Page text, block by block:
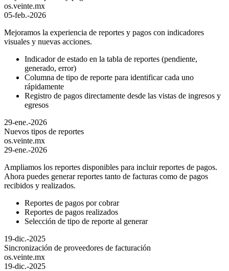
os.veinte.mx
05-feb.-2026
Mejoramos la experiencia de reportes y pagos con indicadores
visuales y nuevas acciones.
Indicador de estado en la tabla de reportes (pendiente,
generado, error)
Columna de tipo de reporte para identificar cada uno
rápidamente
Registro de pagos directamente desde las vistas de ingresos y
egresos
29-ene.-2026
Nuevos tipos de reportes
os.veinte.mx
29-ene.-2026
Ampliamos los reportes disponibles para incluir reportes de pagos.
Ahora puedes generar reportes tanto de facturas como de pagos
recibidos y realizados.
Reportes de pagos por cobrar
Reportes de pagos realizados
Selección de tipo de reporte al generar
19-dic.-2025
Sincronización de proveedores de facturación
os.veinte.mx
19-dic.-2025